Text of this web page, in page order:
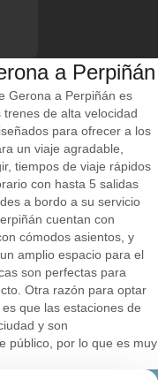
a Perpiñán
Gerona a Perpiñán es
de alta velocidad
para ofrecer a los
un viaje agradable,
tiempos de viaje rápidos
con hasta 5 salidas
a bordo a su servicio
cuentan con
cómodos asientos, y
amplio espacio para el
son perfectas para
Otra razón para optar
que las estaciones de
y son
público, por lo que es muy